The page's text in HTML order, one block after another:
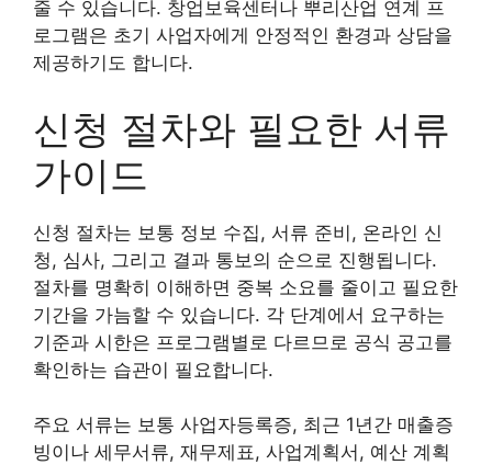
줄 수 있습니다. 창업보육센터나 뿌리산업 연계 프
로그램은 초기 사업자에게 안정적인 환경과 상담을
제공하기도 합니다.
신청 절차와 필요한 서류
가이드
신청 절차는 보통 정보 수집, 서류 준비, 온라인 신
청, 심사, 그리고 결과 통보의 순으로 진행됩니다.
절차를 명확히 이해하면 중복 소요를 줄이고 필요한
기간을 가늠할 수 있습니다. 각 단계에서 요구하는
기준과 시한은 프로그램별로 다르므로 공식 공고를
확인하는 습관이 필요합니다.
주요 서류는 보통 사업자등록증, 최근 1년간 매출증
빙이나 세무서류, 재무제표, 사업계획서, 예산 계획